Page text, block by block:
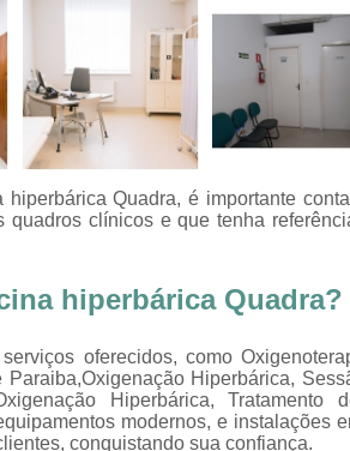
Clínica
Oxigenação
Oxigenação
Oxigenação
Oxigenoterapia em
Oxigenoterapia
Quadra, é importante
quadros clínicos e que tenha
hiperbárica Quadra?
oferecidos, como
Hiperbárica,
Hiperbárica, Tratamento
modernos, e instalações
conquistando sua confiança.